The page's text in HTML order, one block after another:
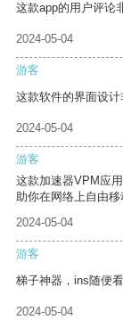
这款app的用户评论
2024-05-04
游客
这款软件的界面设计
2024-05-04
游客
这款加速器VPM应
助你在网络上自由移
2024-05-04
游客
梯子神器，ins随便
2024-05-04